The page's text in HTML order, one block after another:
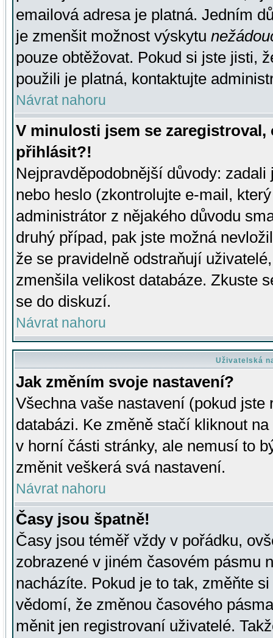
emailová adresa je platná. Jedním
je zmenšit možnost výskytu
pouze obtěžovat. Pokud si jste jisti,
použili je platná, kontaktujte
Návrat nahoru
V minulosti jsem se
přihlásit?!
Nejpravděpodobnější důvody:
nebo heslo (zkontrolujte e-mail,
administrátor z nějakého důvodu
druhý případ, pak jste možná
že se pravidelně odstraňují
zmenšila velikost databáze. Zkuste
se do diskuzí.
Návrat nahoru
Uživatelská
Jak změním svoje nastavení?
Všechna vaše nastavení (pokud
databázi. Ke změně stačí kliknout
v horní části stránky, ale nemusí to
změnit veškerá svá nastavení.
Návrat nahoru
Časy jsou špatně!
Časy jsou téměř vždy v pořádku,
zobrazené v jiném časovém pásmu
nacházíte. Pokud je to tak, změňte
vědomí, že změnou časového
měnit jen registrovaní uživatelé.